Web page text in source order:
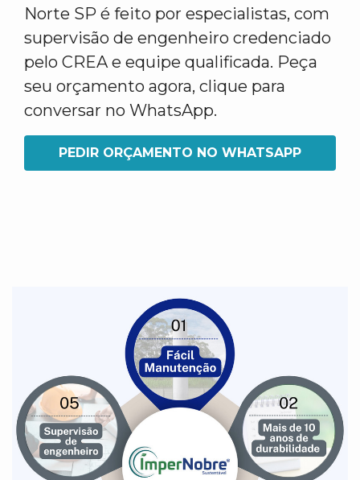
Norte SP é feito por especialistas, com
supervisão de engenheiro credenciado
pelo CREA e equipe qualificada. Peça
seu orçamento agora, clique para
conversar no WhatsApp.
PEDIR ORÇAMENTO NO WHATSAPP